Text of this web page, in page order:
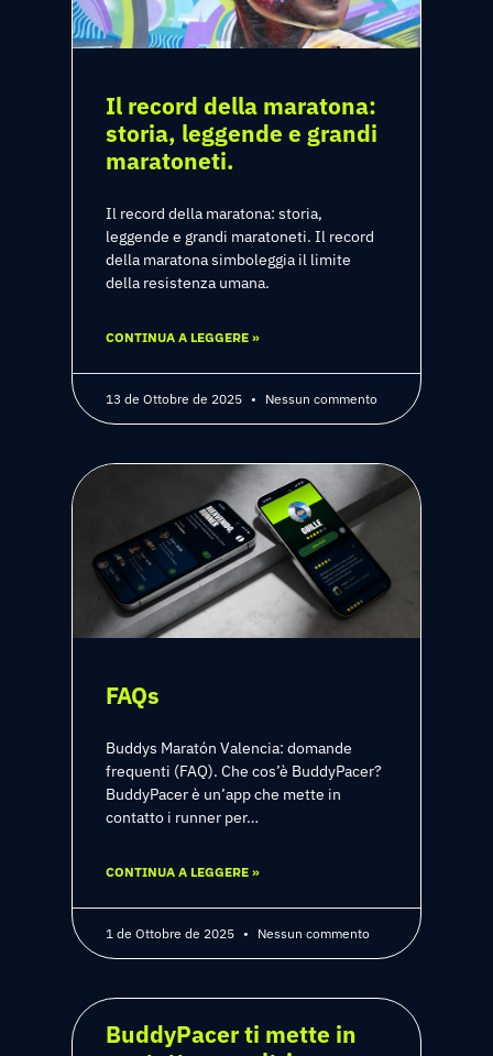
Il record della maratona:
storia, leggende e grandi
maratoneti.
Il record della maratona: storia,
leggende e grandi maratoneti. Il record
della maratona simboleggia il limite
della resistenza umana.
CONTINUA A LEGGERE »
13 de Ottobre de 2025 Nessun commento
FAQs
Buddys Maratón Valencia: domande
frequenti (FAQ). Che cos’è BuddyPacer?
BuddyPacer è un’app che mette in
contatto i runner per…
CONTINUA A LEGGERE »
1 de Ottobre de 2025 Nessun commento
BuddyPacer ti mette in